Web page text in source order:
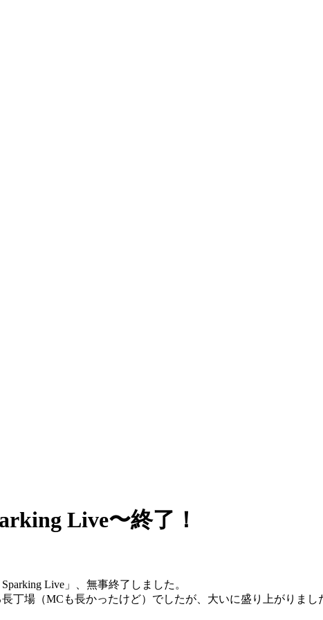
Live〜終了！
Live」、無事終了しました。
丁場（MCも長かったけど）でしたが、大いに盛り上がりまし